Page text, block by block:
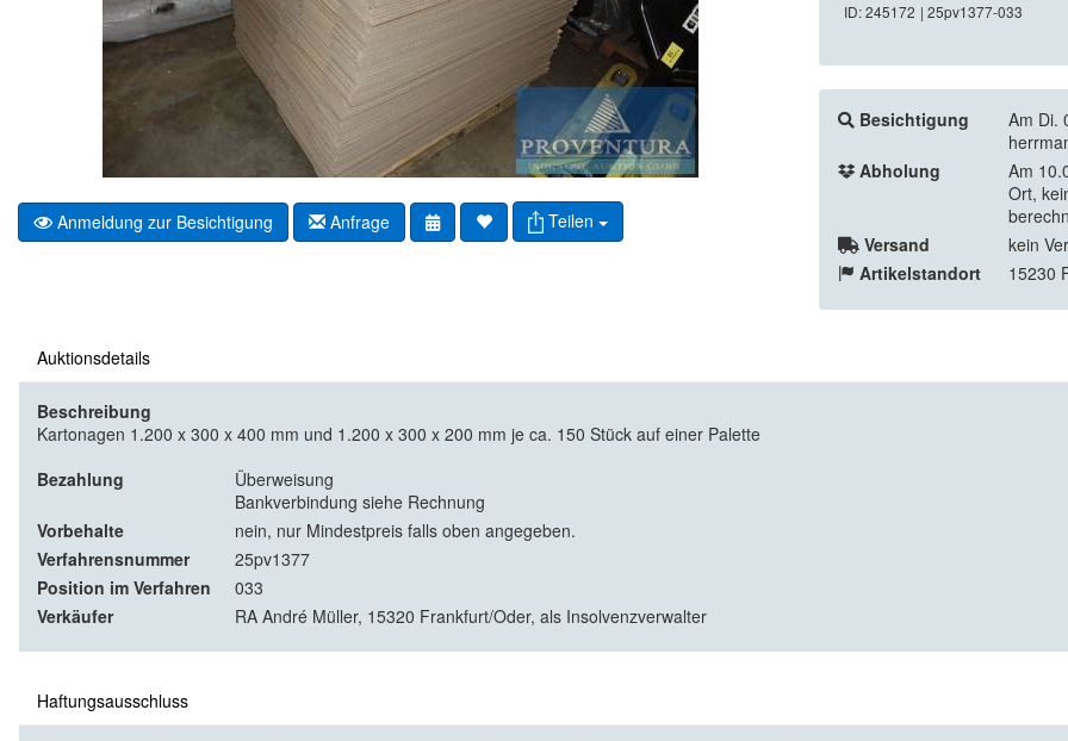
Anmeldung zur Besichtigung Anfrage Teilen
ID: 245172 | 25pv1377-033
Besichtigung
Am Di.
Abholung
Am
Ort,
Versand
kein
Artikelstandort
15230
Auktionsdetails
Beschreibung
Kartonagen 1.200 x 300 x 400 mm und 1.200 x 300 x 200 mm je ca. 150 Stück auf einer Palette
Bezahlung
Überweisung
Bankverbindung siehe Rechnung
Vorbehalte
nein, nur Mindestpreis falls oben angegeben.
Verfahrensnummer
25pv1377
Position im Verfahren
033
Verkäufer
RA André Müller, 15320 Frankfurt/Oder, als Insolvenzverwalter
Haftungsausschluss